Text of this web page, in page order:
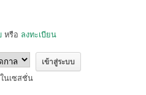
หรือ ลงทะเบียน
นเซสชั่น